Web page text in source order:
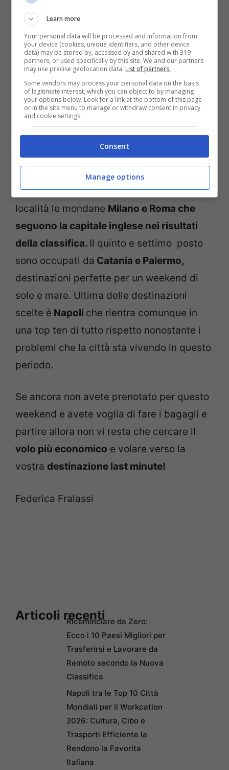
londinese sono i
seguiti da quelli per
aggiudica il4° postodella classifica, per
Parigi, al 6° posto, perBruxelles ed
Amsterdam , rispettivamente 8° ed ultimo
posto.
Se fino ad ora abbiamo parlato solo delle
mete last minute fuori dai confini nostrani
ora vediamo che chi decide di staccare la
spina, dalla classica routine lavorativa e
decide dirimanere in Italia,sceglie come
località le mondane Milano e Roma che
seguono la capitale inglese nei risultati
della classifica. Il quinto e settimo posto
sono occupati da Catania e Palermo,
destinazioni perfette per un weekend di
sole e mare. Ultima delle destinazioni
scelte è Napoli che rientra comunque in
una top ten di tutto rispetto nonostante i
problemi che la città sta vivendo in questo
periodo.
Se ancora non avete prenotato per questo
weekend e avete voglia di fare i bagagli e
partire allora non vi resta che cercare il
volo più economico e volare verso la
vostra destinazione last minute!
Federica Fralassi
Articoli recentiRicominciare da Zero:
Ecco i 10 Paesi Migliori per
Trasferirsi e Lavorare da
Remoto secondo la Nuova
Classifica
Napoli tra le Top 10 Città
Mondiali per il Workcation
2026: Cultura, Cibo e
Trasporti Efficiente la
Rendono la Favorita
Italiana
Learn more
Your personal data will be processed and information from
your device (cookies, unique identifiers, and other device
data) may be stored by, accessed by and shared with 319
partners, or used specifically by this site. We and our partners
may use precise geolocation data. List of partners.
Some vendors may process your personal data on the basis
of legitimate interest, which you can object to by managing
your options below. Look for a link at the bottom of this page
or in the site menu to manage or withdraw consent in privacy
and cookie settings.
Consent
Manage options